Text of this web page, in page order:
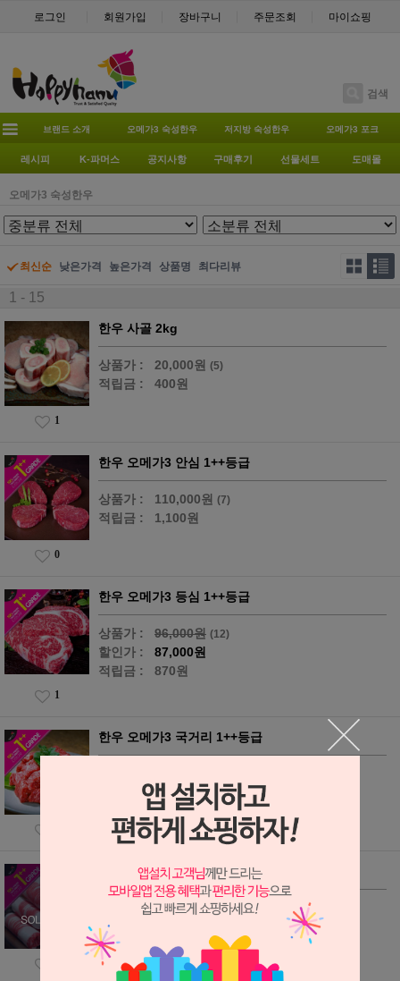
로그인 회원가입 장바구니 주문조회 마이쇼핑
검색
브랜드 소개 오메가3 숙성한우 저지방 숙성한우 오메가3 포크
레시피 K-파머스 공지사항 구매후기 선물세트 도매몰
오메가3 숙성한우
최신순 낮은가격 높은가격 상품명 최다리뷰
1 - 15
한우 사골 2kg
상품가 : 20,000원 (5)
적립금 : 400원
1
한우 오메가3 안심 1++등급
상품가 : 110,000원 (7)
적립금 : 1,100원
0
한우 오메가3 등심 1++등급
상품가 : 96,000원 (12)
할인가 :
87,000원
적립금 :
870원
1
한우 오메가3 국거리 1++등급
적립금 : 380원
한우 오메가3 차돌박이 1++등급
상품가 : 20,000원 (7)
적립금 :